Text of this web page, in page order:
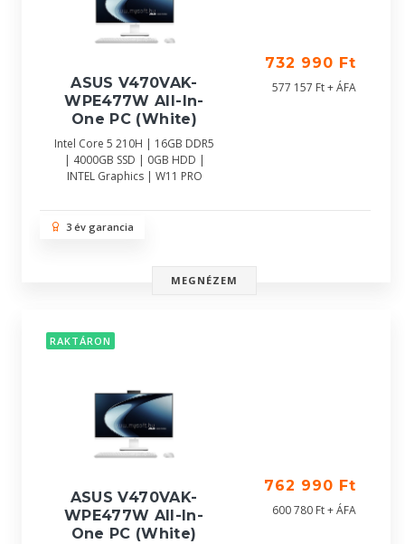
ASUS V470VAK-
WPE477W All-In-
One PC (White)
Intel Core 5 210H | 16GB DDR5
| 4000GB SSD | 0GB HDD |
INTEL Graphics | W11 PRO
732 990 Ft
577 157 Ft + ÁFA
3 év garancia
MEGNÉZEM
RAKTÁRON
ASUS V470VAK-
WPE477W All-In-
One PC (White)
762 990 Ft
600 780 Ft + ÁFA